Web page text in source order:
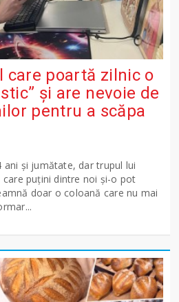
care poartă zilnic o
și are nevoie de
pentru a scăpa
și jumătate, dar trupul lui
puțini dintre noi și-o pot
doar o coloană care nu mai